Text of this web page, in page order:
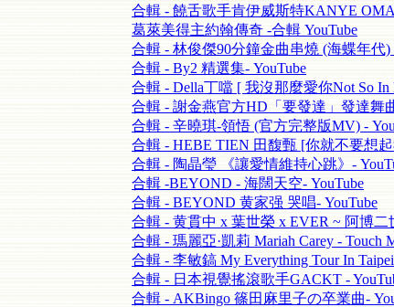
合輯 - 饒舌歌手肯伊威斯特KANYE
葛萊美得主約翰傳奇 -合輯 YouTube
合輯 - 林俊傑90分鐘金曲串燒 (海蝶年代)
合輯 - By2 精選集- YouTube
合輯 - Della丁噹 [ 我沒那麼愛你Not So In
合輯 - 謝金燕官方HD「要發達」發達舞
合輯 - 辛曉琪-領悟 (官方完整版MV) -
合輯 - HEBE TIEN 田馥甄 [你就不要想起
合輯 - 陶晶瑩 《讓愛情維持心跳》-
合輯 -BEYOND - 海闊天空- YouTube
合輯 - BEYOND 黄家强 哭唱- YouTube
合輯 - 黄貫中 x 葉世榮 x EVER ~ 阿博二
合輯 - 瑪麗亞·凱莉 Mariah Carey - Touch
合輯 - 李敏鎬 My Everything Tour In
合輯 - 日本視覺搖滾歌手GACKT -
合輯 - AKBingo 篠田麻里子の卒業曲-